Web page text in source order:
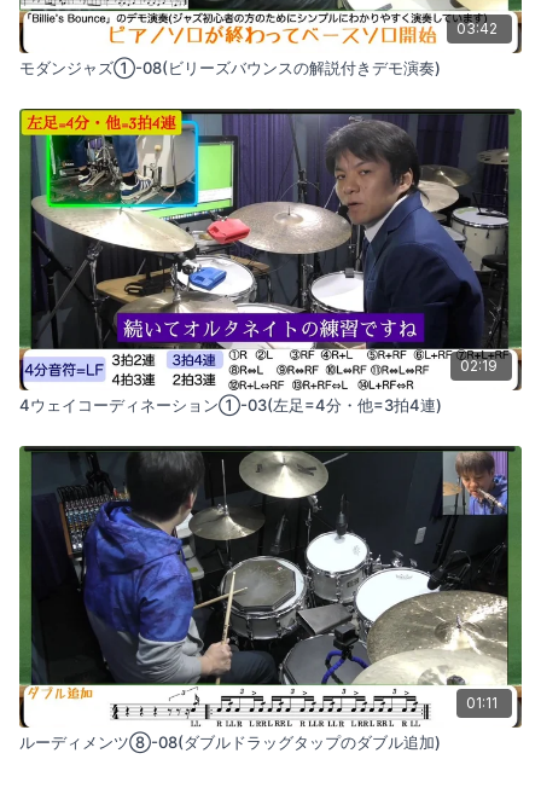
03:42
モダンジャズ①-08(ビリーズバウンスの解説付きデモ演奏)
02:19
4ウェイコーディネーション①-03(左足=4分・他=3拍4連)
01:11
ルーディメンツ⑧-08(ダブルドラッグタップのダブル追加)